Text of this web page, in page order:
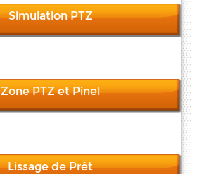
Simulation PTZ
Zone PTZ et Pinel
Lissage de Prêt